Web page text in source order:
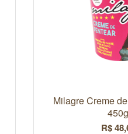
Milagre Creme
450g
R$